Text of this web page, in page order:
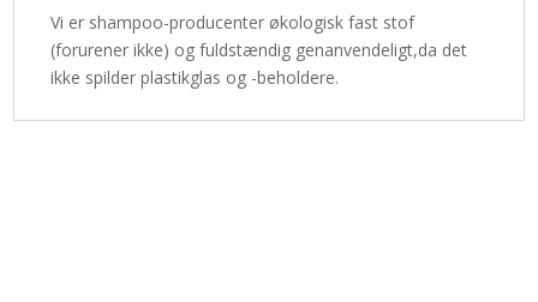
Vi er shampoo-producenter økologisk fast stof
(forurener ikke) og fuldstændig genanvendeligt,da det
ikke spilder plastikglas og -beholdere.